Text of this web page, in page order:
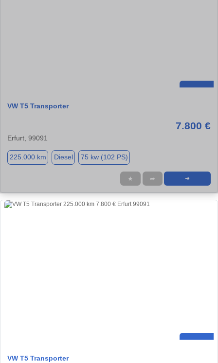
VW T5 Transporter
7.800 €
Erfurt, 99091
225.000 km Diesel 75 kw (102 PS)
★ ➦ ➜
VW T5 Transporter